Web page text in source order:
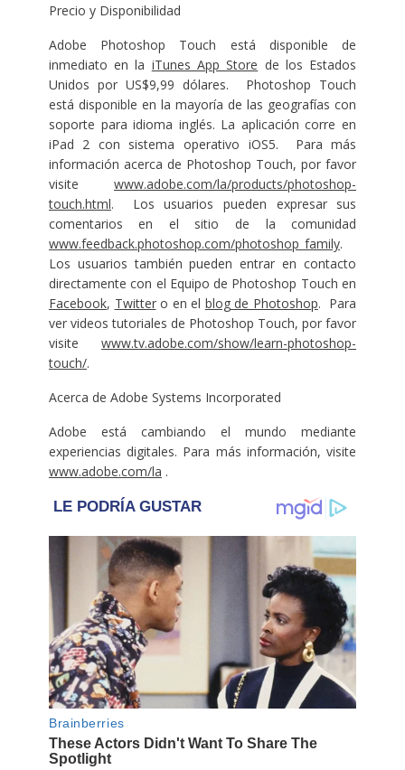
Precio y Disponibilidad
Adobe Photoshop Touch está disponible de
inmediato en la iTunes App Store de los Estados
Unidos por US$9,99 dólares. Photoshop Touch
está disponible en la mayoría de las geografías con
soporte para idioma inglés. La aplicación corre en
iPad 2 con sistema operativo iOS5. Para más
información acerca de Photoshop Touch, por favor
visitewww.adobe.com/la/products/photoshop-
touch.html. Los usuarios pueden expresar sus
comentarios en el sitio de la comunidad
www.feedback.photoshop.com/photoshop_family.
Los usuarios también pueden entrar en contacto
directamente con el Equipo de Photoshop Touch en
Facebook, Twittero en el blog de Photoshop. Para
ver videos tutoriales de Photoshop Touch, por favor
visitewww.tv.adobe.com/show/learn-photoshop-
touch/.
Acerca de Adobe Systems Incorporated
Adobe está cambiando el mundo mediante
experiencias digitales. Para más información, visite
www.adobe.com/la .